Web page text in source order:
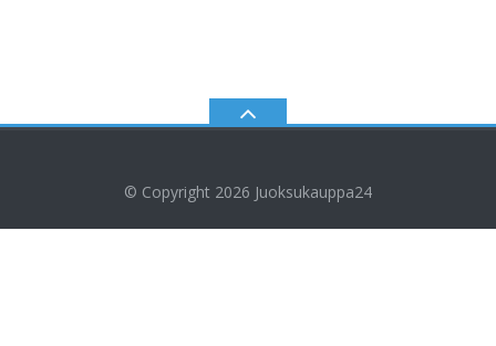
© Copyright 2026 Juoksukauppa24